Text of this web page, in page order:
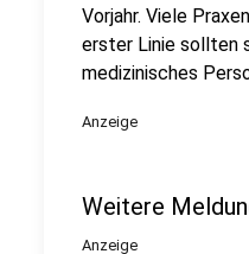
Vorjahr. Viele
erster Linie sollten
medizinisches
Anzeige
Weitere
Anzeige